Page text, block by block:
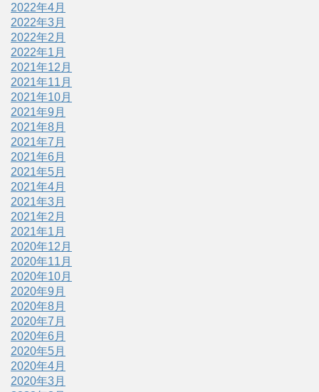
2022年4月
2022年3月
2022年2月
2022年1月
2021年12月
2021年11月
2021年10月
2021年9月
2021年8月
2021年7月
2021年6月
2021年5月
2021年4月
2021年3月
2021年2月
2021年1月
2020年12月
2020年11月
2020年10月
2020年9月
2020年8月
2020年7月
2020年6月
2020年5月
2020年4月
2020年3月